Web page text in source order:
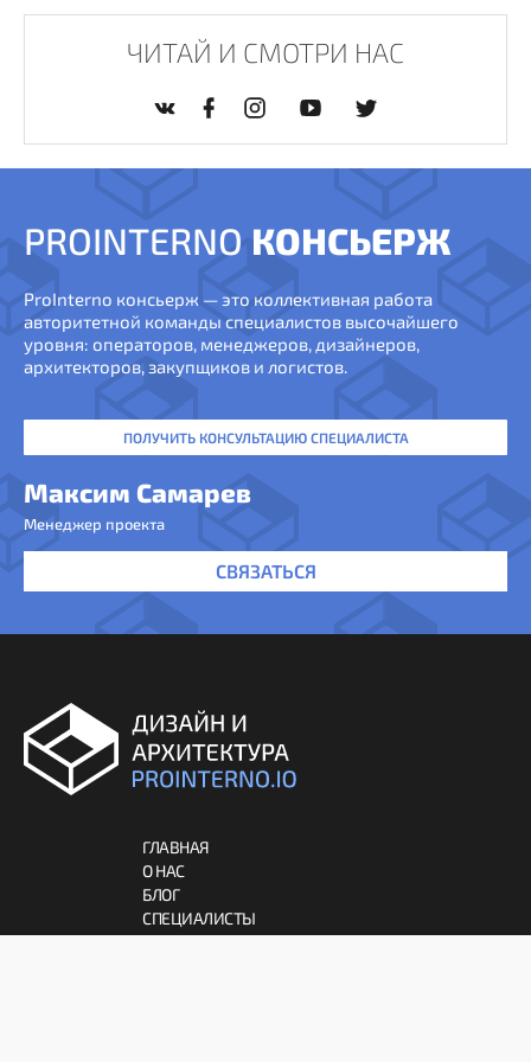
ЧИТАЙ И СМОТРИ НАС
PROINTERNO КОНСЬЕРЖ
ProInterno консьерж — это коллективная работа
авторитетной команды специалистов высочайшего
уровня: операторов, менеджеров, дизайнеров,
архитекторов, закупщиков и логистов.
ПОЛУЧИТЬ КОНСУЛЬТАЦИЮ СПЕЦИАЛИСТА
Максим Самарев
Менеджер проекта
СВЯЗАТЬСЯ
ГЛАВНАЯ
О НАС
БЛОГ
СПЕЦИАЛИСТЫ